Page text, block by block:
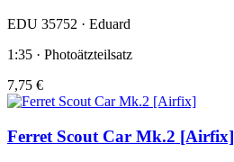
EDU 35752 · Eduard
1:35 · Photoätzteilsatz
7,75 €
Ferret Scout Car Mk.2 [Airfix]